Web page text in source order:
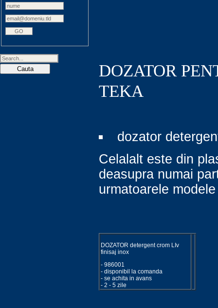
DOZATOR
TEKA
dozator
Celalalt este din
deasupra numai
urmatoarele
DOZATOR detergent crom LIv
finisaj inox
- 986001
- disponibil la comanda
- se achita in avans
- 2 - 5 zile